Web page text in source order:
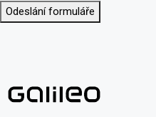
Odeslání formuláře